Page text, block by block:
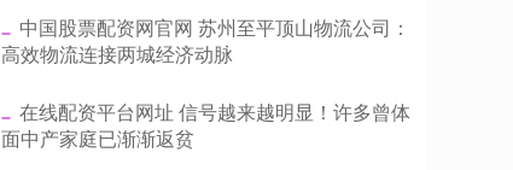
​中国股票配资网官网 苏州至平顶山物流公司：
高效物流连接两城经济动脉
​在线配资平台网址 信号越来越明显！许多曾体
面中产家庭已渐渐返贫